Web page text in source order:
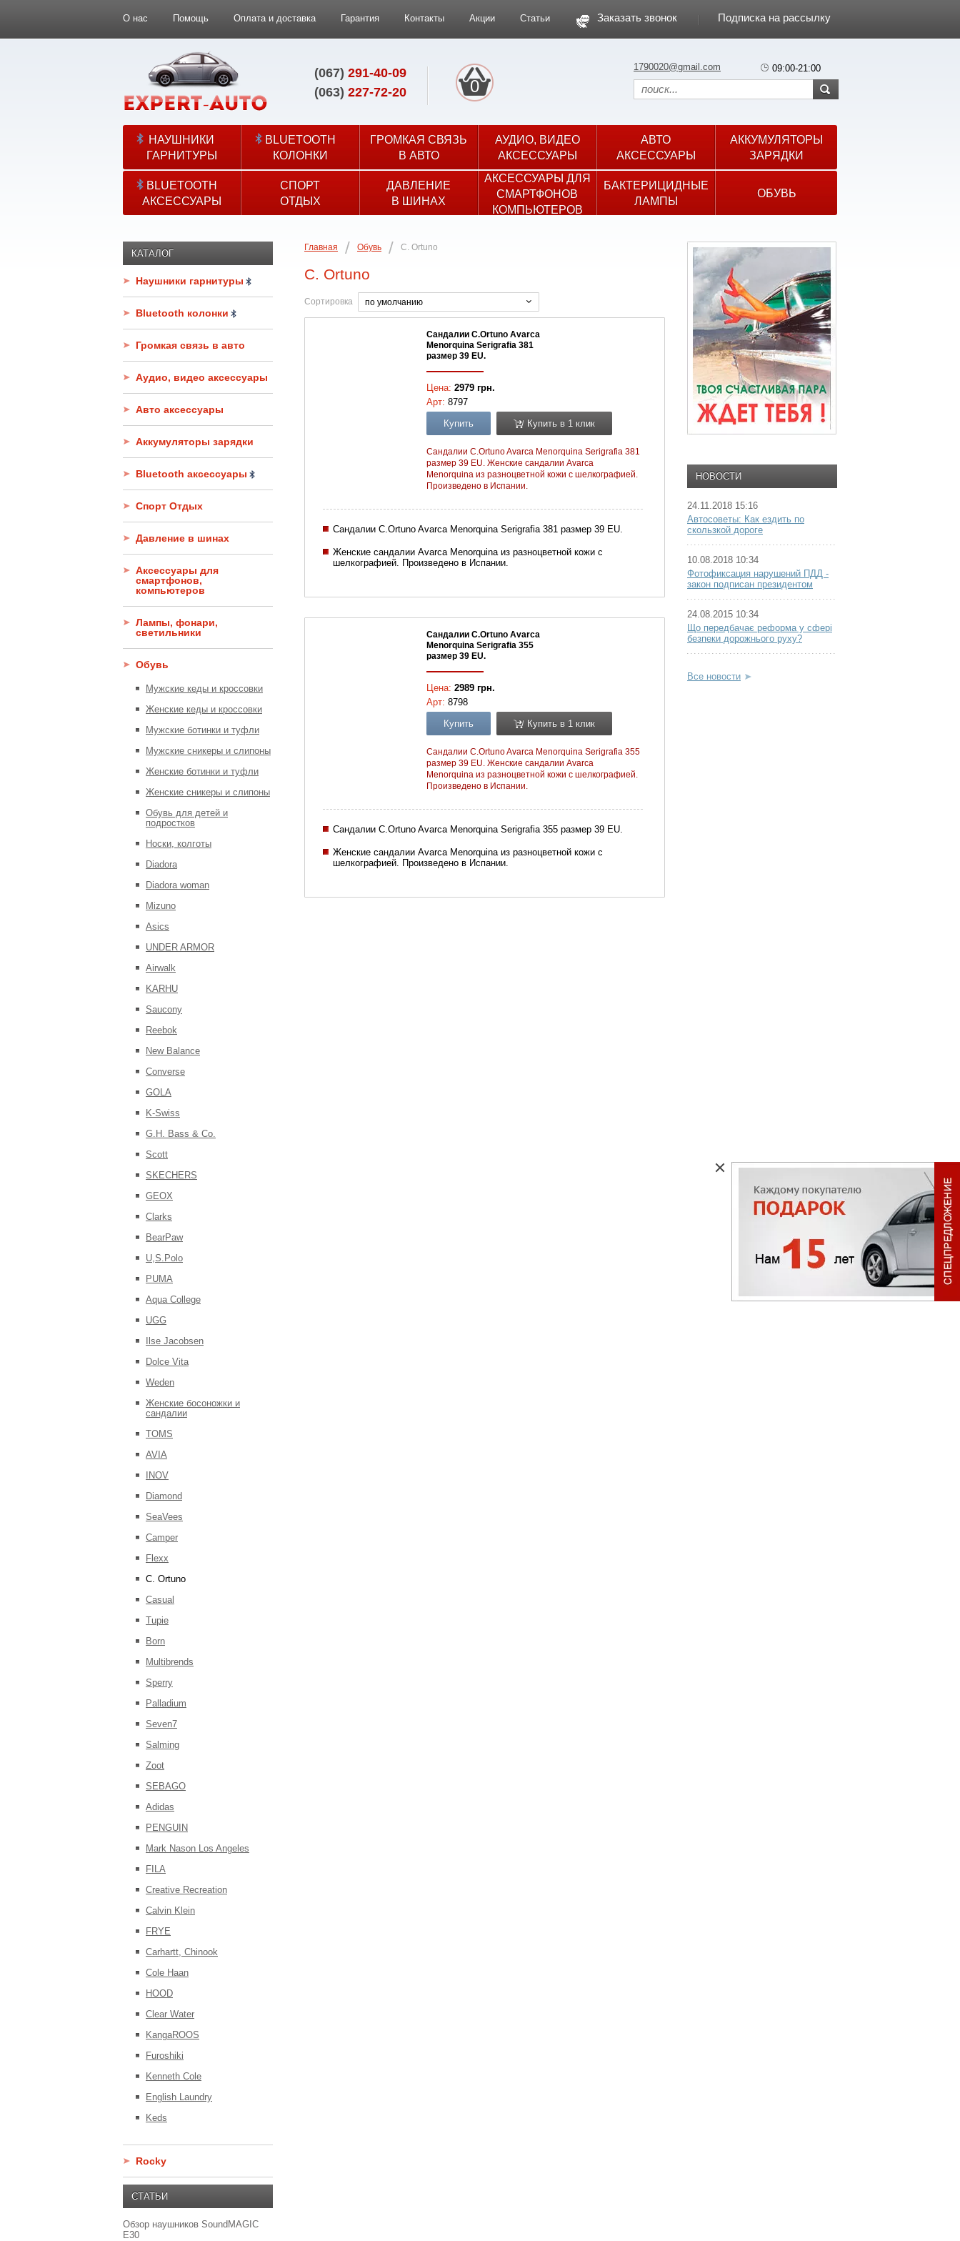
О нас Помощь Оплата и доставка Гарантия Контакты Акции Статьи Заказать звонок Подписка на рассылку
(067) 291-40-09
(063) 227-72-20 0
1790020@gmail.com 09:00-21:00
НАУШНИКИ
ГАРНИТУРЫ
BLUETOOTH
КОЛОНКИ
ГРОМКАЯ СВЯЗЬ
В АВТО
АУДИО, ВИДЕО
АКСЕССУАРЫ
АВТО
АКСЕССУАРЫ
АККУМУЛЯТОРЫ
ЗАРЯДКИ
BLUETOOTH
АКСЕССУАРЫ
СПОРТ
ОТДЫХ
ДАВЛЕНИЕ
В ШИНАХ
АКСЕССУАРЫ ДЛЯ
СМАРТФОНОВ
КОМПЬЮТЕРОВ
БАКТЕРИЦИДНЫЕ
ЛАМПЫ
ОБУВЬ
КАТАЛОГ
Наушники гарнитуры
Bluetooth колонки
Громкая связь в авто
Аудио, видео аксессуары
Авто аксессуары
Аккумуляторы зарядки
Bluetooth аксессуары
Спорт Отдых
Давление в шинах
Аксессуары для
смартфонов,
компьютеров
Лампы, фонари,
светильники
Обувь
Мужские кеды и кроссовки
Женские кеды и кроссовки
Мужские ботинки и туфли
Мужские сникеры и слипоны
Женские ботинки и туфли
Женские сникеры и слипоны
Обувь для детей и
подростков
Носки, колготы
Diadora
Diadora woman
Mizuno
Asics
UNDER ARMOR
Airwalk
KARHU
Saucony
Reebok
New Balance
Converse
GOLA
K-Swiss
G.H. Bass & Co.
Scott
SKECHERS
GEOX
Clarks
BearPaw
U,S.Polo
PUMA
Aqua College
UGG
Ilse Jacobsen
Dolce Vita
Weden
Женские босоножки и
сандалии
TOMS
AVIA
INOV
Diamond
SeaVees
Camper
Flexx
C. Ortuno
Casual
Tupie
Born
Multibrends
Sperry
Palladium
Seven7
Salming
Zoot
SEBAGO
Adidas
PENGUIN
Mark Nason Los Angeles
FILA
Creative Recreation
Calvin Klein
FRYE
Carhartt, Chinook
Cole Haan
HOOD
Clear Water
KangaROOS
Furoshiki
Kenneth Cole
English Laundry
Keds
Rocky
СТАТЬИ
Обзор наушников SoundMAGIC
E30
Главная Обувь C. Ortuno
C. Ortuno
Сортировка по умолчанию
Сандалии C.Ortuno Avarca
Menorquina Serigrafia 381
размер 39 EU.
Цена: 2979 грн.
Арт: 8797
Купить
Купить в 1 клик
Сандалии C.Ortuno Avarca Menorquina Serigrafia 381
размер 39 EU. Женские сандалии Avarca
Menorquina из разноцветной кожи с шелкографией.
Произведено в Испании.
Сандалии C.Ortuno Avarca Menorquina Serigrafia 381 размер 39 EU.
Женские сандалии Avarca Menorquina из разноцветной кожи с
шелкографией. Произведено в Испании.
Сандалии C.Ortuno Avarca
Menorquina Serigrafia 355
размер 39 EU.
Цена: 2989 грн.
Арт: 8798
Купить
Купить в 1 клик
Сандалии C.Ortuno Avarca Menorquina Serigrafia 355
размер 39 EU. Женские сандалии Avarca
Menorquina из разноцветной кожи с шелкографией.
Произведено в Испании.
Сандалии C.Ortuno Avarca Menorquina Serigrafia 355 размер 39 EU.
Женские сандалии Avarca Menorquina из разноцветной кожи с
шелкографией. Произведено в Испании.
НОВОСТИ
24.11.2018 15:16
Автосоветы: Как ездить по
скользкой дороге
10.08.2018 10:34
Фотофиксация нарушений ПДД -
закон подписан президентом
24.08.2015 10:34
Що передбачає реформа у сфері
безпеки дорожнього руху?
Все новости